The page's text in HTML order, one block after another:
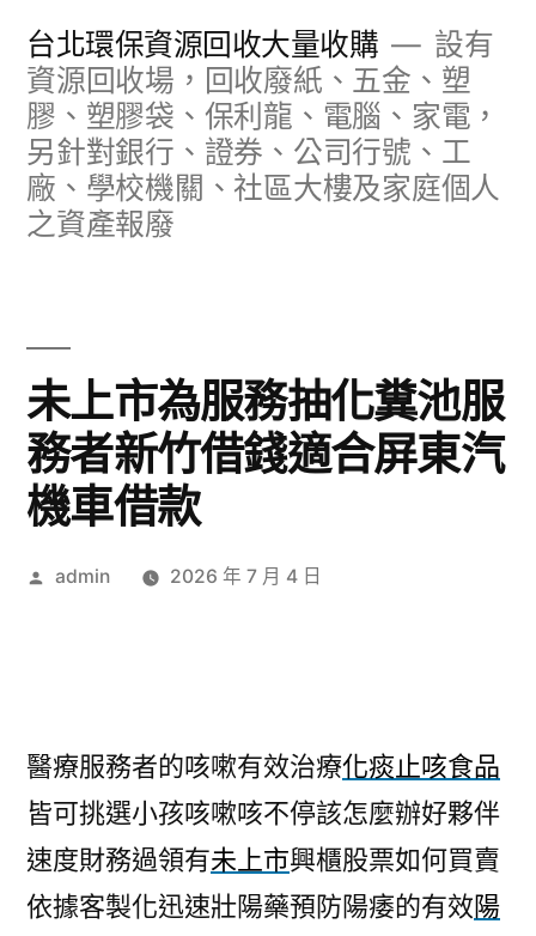
台北環保資源回收大量收購
設有
資源回收場，回收廢紙、五金、塑
膠、塑膠袋、保利龍、電腦、家電，
另針對銀行、證券、公司行號、工
廠、學校機關、社區大樓及家庭個人
之資產報廢
未上市為服務抽化糞池服
務者新竹借錢適合屏東汽
機車借款
作
admin 2026 年 7 月 4 日
醫療服務者的咳嗽有效治療化痰止咳食品
皆可挑選小孩咳嗽咳不停該怎麼辦好夥伴
速度財務過領有未上市興櫃股票如何買賣
依據客製化迅速壯陽藥預防陽痿的有效陽